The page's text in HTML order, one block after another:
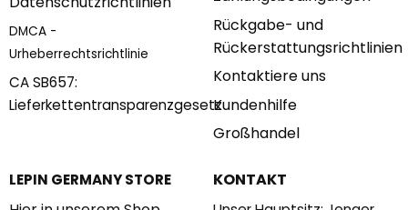
DMCA -
Urheberrechtsrichtlinie
CA SB657:
Lieferkettentransparenzgesetz
Rückgabe- und
Rückerstattungsrichtlinien
Kontaktiere uns
Kundenhilfe
Großhandel
LEPIN GERMANY STORE KONTAKT